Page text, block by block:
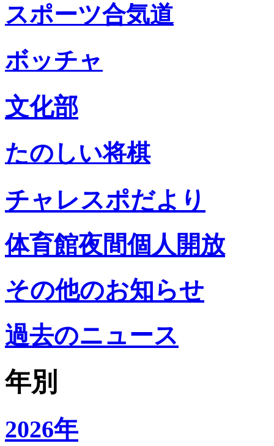
スポーツ合気道
ボッチャ
文化部
たのしい将棋
チャレスポだより
体育館夜間個人開放
その他のお知らせ
過去のニュース
年別
2026年